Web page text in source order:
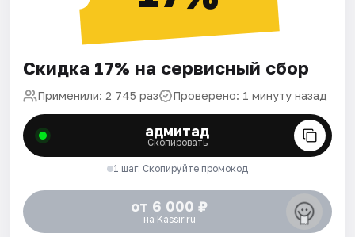
Скидка 17% на сервисный сбор
Применили: 2 745 раз Проверено: 1 минуту назад
адмитад
Скопировать
1 шаг. Скопируйте промокод
от 6 000 ₽
на Kassir.ru